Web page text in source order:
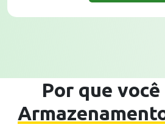
Por que